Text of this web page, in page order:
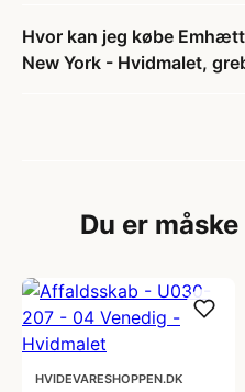
Hvor kan jeg købe
New York - Hvidmalet,
Du er
HVIDEVARESHOPPEN.DK